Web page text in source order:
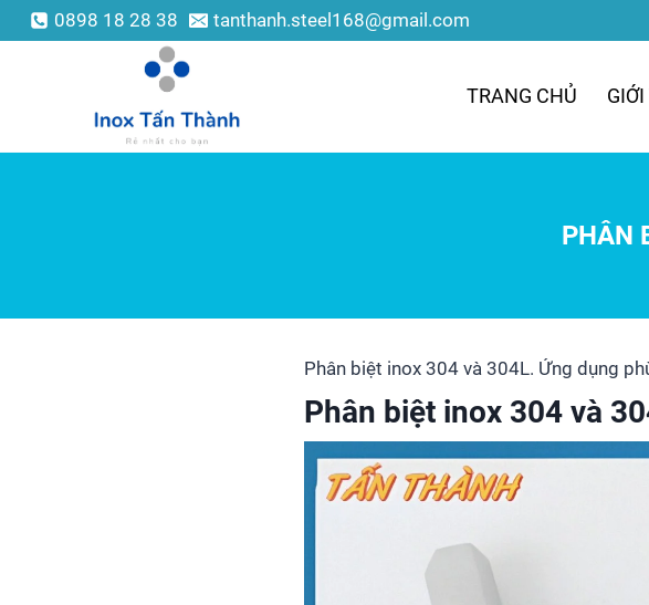
0898 18 28 38 tanthanh.steel168@gmail.com
TRANG CHỦ
PHÂN
Phân biệt inox 304 và 304L. Ứng dụng
Phân biệt inox 304 và